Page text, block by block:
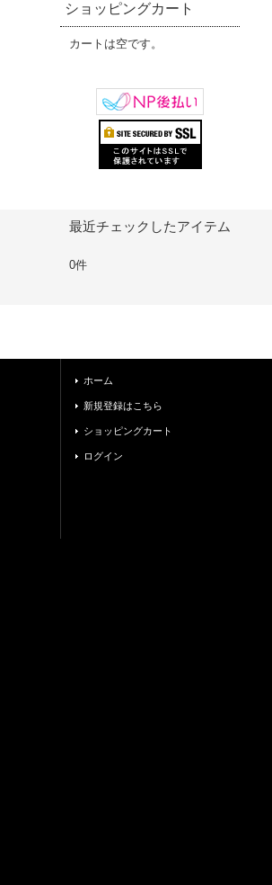
ショッピングカート
カートは空です。
最近チェックしたアイテム
0件
ホーム
新規登録はこちら
ショッピングカート
ログイン